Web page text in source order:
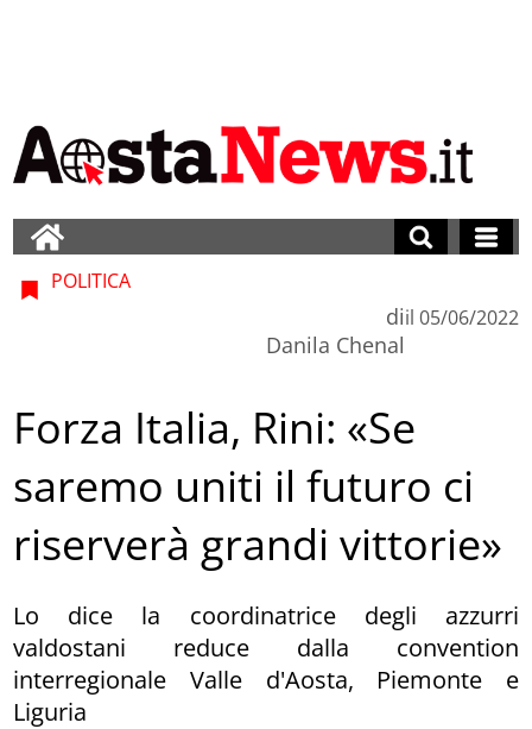
POLITICA
di
Danila Chenal
il 05/06/2022
Forza Italia, Rini: «Se
saremo uniti il futuro ci
riserverà grandi vittorie»
Lo dice la coordinatrice degli azzurri
valdostani reduce dalla convention
interregionale Valle d'Aosta, Piemonte e
Liguria